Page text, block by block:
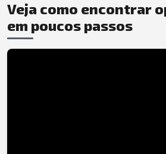
Veja como encontrar
em poucos passos